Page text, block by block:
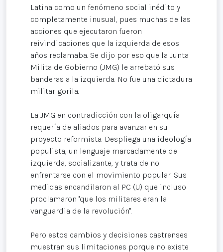
Latina como un fenómeno social inédito y
completamente inusual, pues muchas de las
acciones que ejecutaron fueron
reivindicaciones que la izquierda de esos
años reclamaba. Se dijo por eso que la Junta
Milita de Gobierno (JMG) le arrebató sus
banderas a la izquierda. No fue una dictadura
militar gorila.
La JMG en contradicción con la oligarquía
requería de aliados para avanzar en su
proyecto reformista. Despliega una ideología
populista, un lenguaje marcadamente de
izquierda, socializante, y trata de no
enfrentarse con el movimiento popular. Sus
medidas encandilaron al PC (U) que incluso
proclamaron ''que los militares eran la
vanguardia de la revolución".
Pero estos cambios y decisiones castrenses
muestran sus limitaciones porque no existe